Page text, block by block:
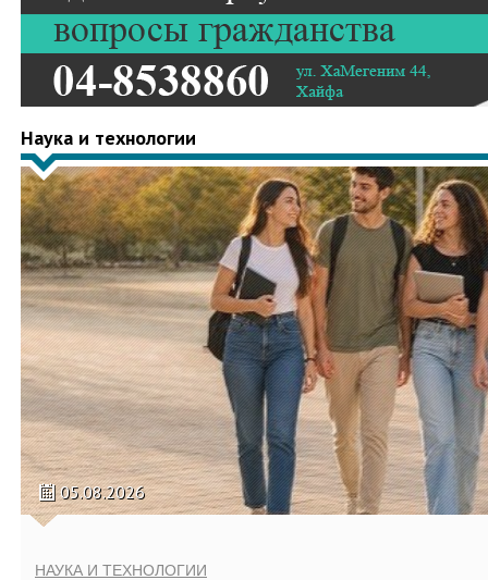
Наука и технологии
05.08.2026
НАУКА И ТЕХНОЛОГИИ